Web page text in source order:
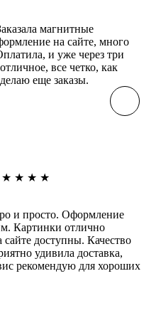
магнитные
на сайте, много
и уже через три
все четко, как
еще заказы.
★ ★ ★ ★
и просто. Оформление
Картинки отлично
доступны. Качество
удивила доставка,
рекомендую для хороших